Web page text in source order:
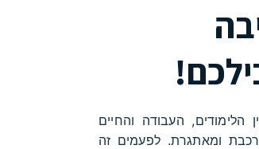
העבודה והחיים
ומאתגרת. לפעמים זה